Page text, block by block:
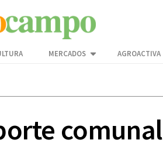
MERCADOS AGROACTIVA
comunal